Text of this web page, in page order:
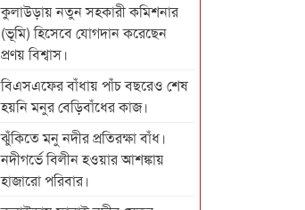
কুলাউড়ায় নতুন সহকারী কমিশনার
(ভূমি) হিসেবে যোগদান করেছেন
প্রণয় বিশ্বাস।
বিএসএফের বাঁধায় পাঁচ বছরেও শেষ
হয়নি মনুর বেড়িবাঁধের কাজ।
ঝুঁকিতে মনু নদীর প্রতিরক্ষা বাঁধ।
নদীগর্ভে বিলীন হওয়ার আশঙ্কায়
হাজারো পরিবার।